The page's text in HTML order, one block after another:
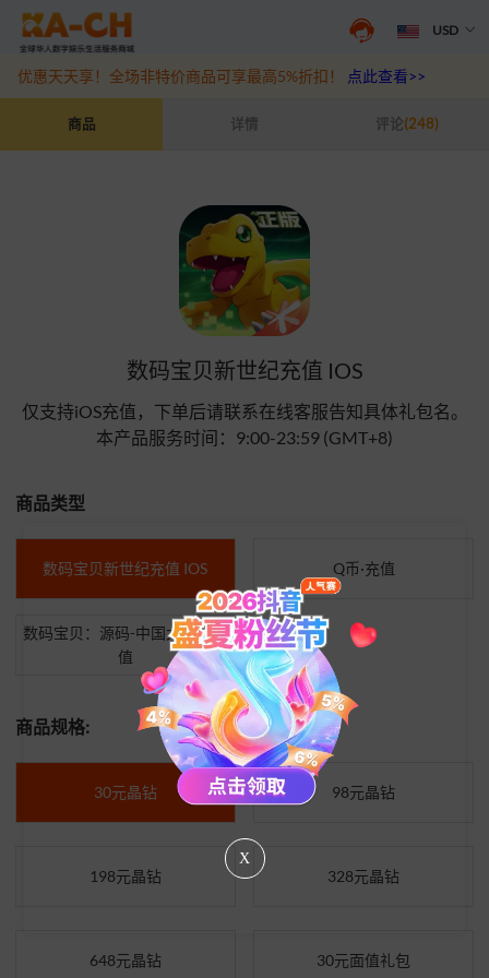
数码宝贝新世纪充值 IOS
USD
抖音盛夏宠粉季来袭！抖钻充值最高6%优惠，热门规格更划算点此查
优惠天天享！全场非特价商品可享最高5%折扣！ 点此查看>>
商品 详情 评论(248)
数码宝贝新世纪充值 IOS
仅支持iOS充值，下单后请联系在线客服告知具体礼包名。
本产品服务时间：9:00-23:59 (GMT+8)
商品类型
数码宝贝新世纪充值 IOS Q币·充值
数码宝贝：源码-中国大陆服充
值
商品规格:
30元晶钻 98元晶钻
198元晶钻 328元晶钻
648元晶钻 30元面值礼包
X